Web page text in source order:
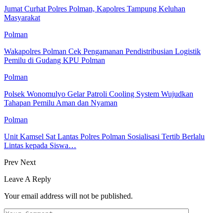
Jumat Curhat Polres Polman, Kapolres Tampung Keluhan
Masyarakat
Polman
Wakapolres Polman Cek Pengamanan Pendistribusian Logistik
Pemilu di Gudang KPU Polman
Polman
Polsek Wonomulyo Gelar Patroli Cooling System Wujudkan
Tahapan Pemilu Aman dan Nyaman
Polman
Unit Kamsel Sat Lantas Polres Polman Sosialisasi Tertib Berlalu
Lintas kepada Siswa…
Prev Next
Leave A Reply
Your email address will not be published.